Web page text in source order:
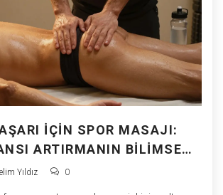
İÇIN SPOR MASAJI:
ARTIRMANIN BILIMSEL
Yıldız 0